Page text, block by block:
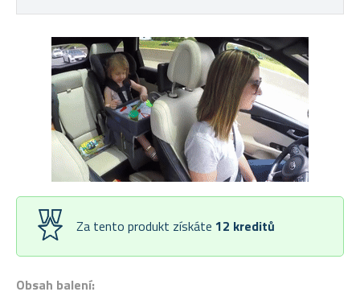
Obsah balení:
Za tento produkt získáte 12 kreditů